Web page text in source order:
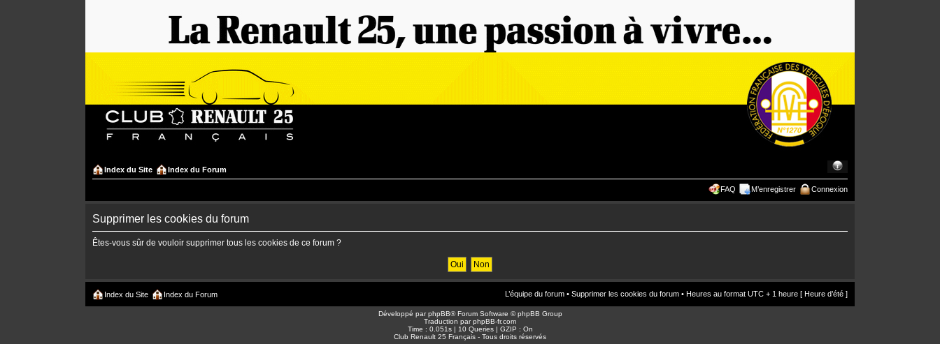
Index du Site Index du Forum
FAQ M’enregistrer Connexion
Supprimer les cookies du forum
Êtes-vous sûr de vouloir supprimer tous les cookies de ce forum ?
Index du Site Index du Forum L’équipe du forum • Supprimer les cookies du forum • Heures au format UTC + 1 heure [ Heure d’été ]
Développé parphpBB® Forum Software © phpBB Group
Traduction parphpBB-fr.com
Time : 0.051s | 10 Queries | GZIP : On
Club Renault 25 Français - Tous droits réservés